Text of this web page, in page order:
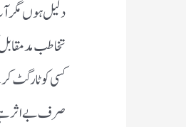
دلیل ہوں مگر
تخاطب مد
کسی کو ٹارگٹ
صرف بے اثر ہے